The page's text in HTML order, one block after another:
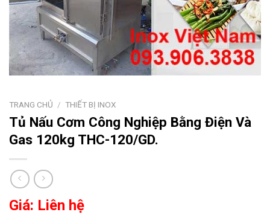
TRANG CHỦ / THIẾT BỊ INOX
Tủ Nấu Cơm Công Nghiệp Bằng Điện Và
Gas 120kg THC-120/GD.
Giá: Liên hệ